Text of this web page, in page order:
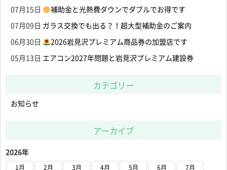
07月15日 補助金と光熱費ダウンでダブルでお得です
07月09日 ガラス交換でも出る？！超大型補助金のご案内
06月30日 2026岩見沢プレミアム商品券の加盟店です
05月13日 エアコン2027年問題と岩見沢プレミアム建設券
カテゴリー
お知らせ
アーカイブ
2026年
1月 2月 3月 4月 5月 6月 7月